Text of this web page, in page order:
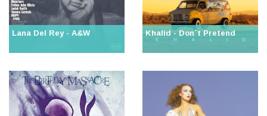
Lana Del Rey - A&W Khalid - Don´t Pretend